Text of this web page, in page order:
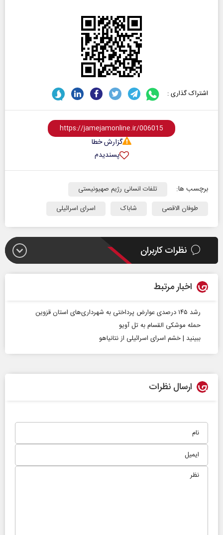
اشتراک گذاری :
گزارش خطا
پسندیدم
برچسب ها:
تلفات انسانی رژیم صهیونیستی
طوفان الاقصی
شاباک اسرای اسرائیلی
نظرات کاربران
اخبار مرتبط
رشد ۱۴۵ درصدی عوارض پرداختی به شهرداری‌های استان قزوین
حمله موشکی القسام به تل‌ آویو
ببینید | خشم اسرای اسرائیلی از نتانیاهو
ارسال نظرات